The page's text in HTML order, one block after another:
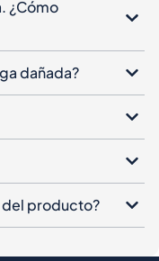
¿Cómo
dañada?
del producto?